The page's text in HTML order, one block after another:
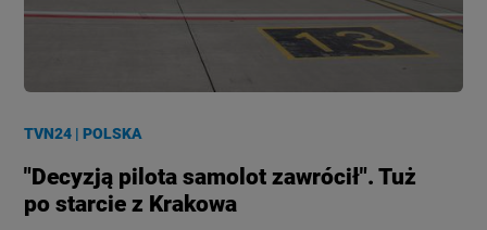
TVN24 |POLSKA
"Decyzją pilota samolot zawrócił". Tuż
po starcie z Krakowa